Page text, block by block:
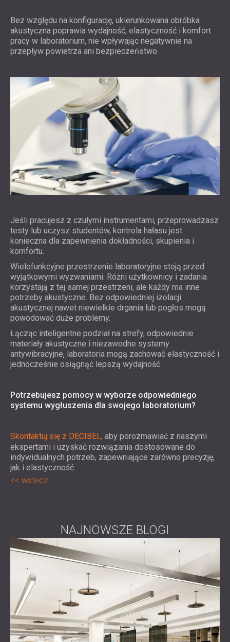
Bez względu na konfigurację, ukierunkowana obróbka
akustyczna poprawia wydajność, elastyczność i komfort
pracy w laboratorium, nie wpływając negatywnie na
przepływ powietrza ani bezpieczeństwo.
Jeśli pracujesz z czułymi instrumentami, przeprowadzasz
testy lub uczysz studentów, kontrola hałasu jest
konieczna dla zapewnienia dokładności, skupienia i
komfortu.
Wielofunkcyjne przestrzenie laboratoryjne stoją przed
wyjątkowymi wyzwaniami. Różni użytkownicy i zadania
korzystają z tej samej przestrzeni, ale każdy ma inne
potrzeby akustyczne. Bez odpowiedniej izolacji
akustycznej nawet niewielkie drgania lub pogłos mogą
powodować duże problemy.
Łącząc inteligentne podział na strefy, odpowiednie
materiały akustyczne i niezawodne systemy
antywibracyjne, laboratoria mogą zachować elastyczność i
jednocześnie osiągnąć lepszą wydajność.
Potrzebujesz pomocy w wyborze odpowiedniego
systemu wygłuszenia dla swojego laboratorium?
Skontaktuj się z DECIBEL, aby porozmawiać z naszymi
ekspertami i uzyskać rozwiązania dostosowane do
indywidualnych potrzeb, zapewniające zarówno precyzję,
jak i elastyczność.
wstecz
NAJNOWSZE BLOGI